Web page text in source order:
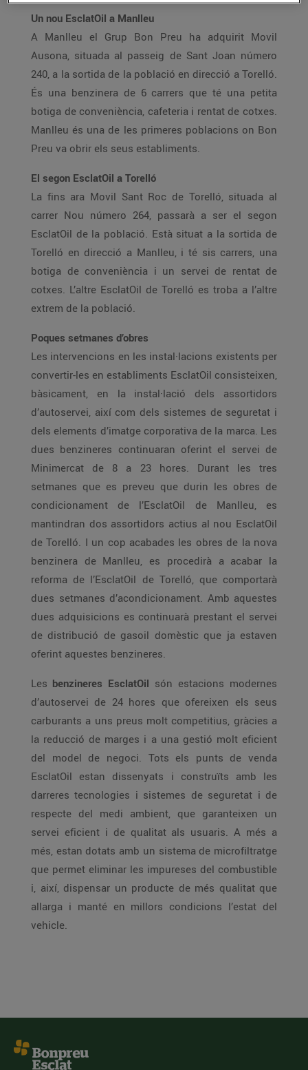
Un nou EsclatOil a Manlleu
A Manlleu el Grup Bon Preu ha adquirit Movil
Ausona, situada al passeig de Sant Joan número
240, a la sortida de la població en direcció a Torelló.
És una benzinera de 6 carrers que té una petita
botiga de conveniència, cafeteria i rentat de cotxes.
Manlleu és una de les primeres poblacions on Bon
Preu va obrir els seus establiments.
El segon EsclatOil a Torelló
La fins ara Movil Sant Roc de Torelló, situada al
carrer Nou número 264, passarà a ser el segon
EsclatOil de la població. Està situat a la sortida de
Torelló en direcció a Manlleu, i té sis carrers, una
botiga de conveniència i un servei de rentat de
cotxes. L’altre EsclatOil de Torelló es troba a l’altre
extrem de la població.
Poques setmanes d’obres
Les intervencions en les instal·lacions existents per
convertir-les en establiments EsclatOil consisteixen,
bàsicament, en la instal·lació dels assortidors
d’autoservei, així com dels sistemes de seguretat i
dels elements d’imatge corporativa de la marca. Les
dues benzineres continuaran oferint el servei de
Minimercat de 8 a 23 hores. Durant les tres
setmanes que es preveu que durin les obres de
condicionament de l’EsclatOil de Manlleu, es
mantindran dos assortidors actius al nou EsclatOil
de Torelló. I un cop acabades les obres de la nova
benzinera de Manlleu, es procedirà a acabar la
reforma de l’EsclatOil de Torelló, que comportarà
dues setmanes d’acondicionament. Amb aquestes
dues adquisicions es continuarà prestant el servei
de distribució de gasoil domèstic que ja estaven
oferint aquestes benzineres.
Les benzineres EsclatOil són estacions modernes
d’autoservei de 24 hores que ofereixen els seus
carburants a uns preus molt competitius, gràcies a
la reducció de marges i a una gestió molt eficient
del model de negoci. Tots els punts de venda
EsclatOil estan dissenyats i construïts amb les
darreres tecnologies i sistemes de seguretat i de
respecte del medi ambient, que garanteixen un
servei eficient i de qualitat als usuaris. A més a
més, estan dotats amb un sistema de microfiltratge
que permet eliminar les impureses del combustible
i, així, dispensar un producte de més qualitat que
allarga i manté en millors condicions l’estat del
vehicle.